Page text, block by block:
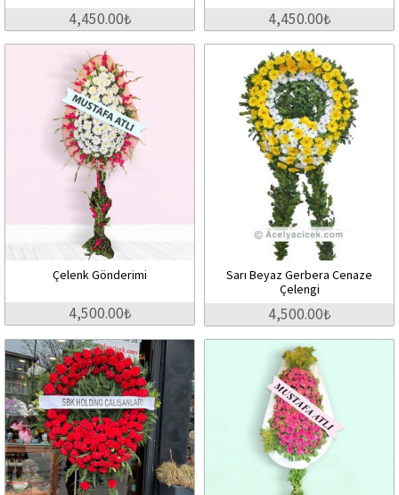
4,450.00₺ 4,450.00₺
Çelenk Gönderimi
4,500.00₺
Sarı Beyaz Gerbera Cenaze
Çelengi
4,500.00₺